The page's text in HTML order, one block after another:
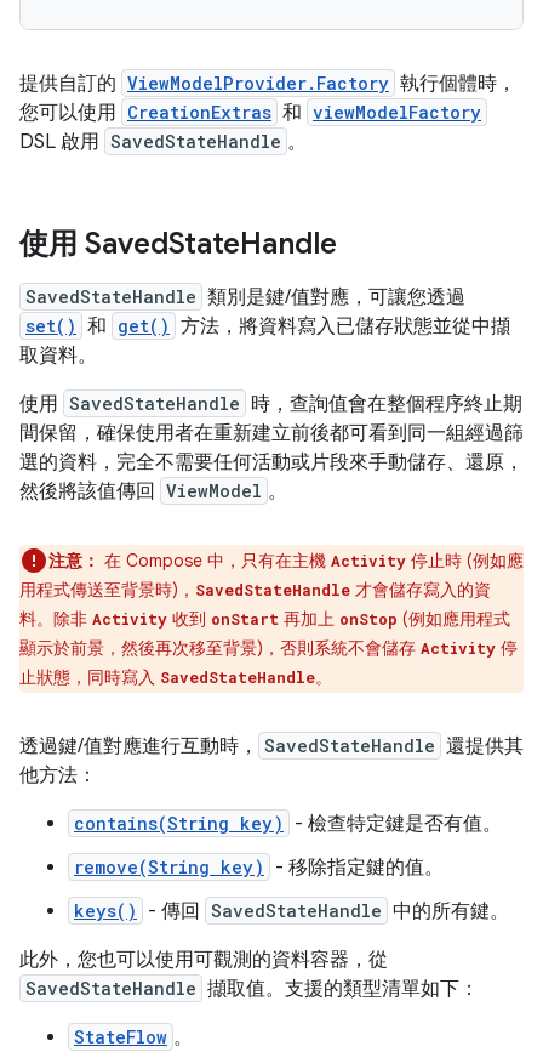
提供自訂的 ViewModelProvider.Factory 執行個體時，
您可以使用 CreationExtras 和 viewModelFactory
DSL 啟用 SavedStateHandle 。
使用 SavedStateHandle
SavedStateHandle 類別是鍵/值對應，可讓您透過
set() 和 get() 方法，將資料寫入已儲存狀態並從中擷
取資料。
使用 SavedStateHandle 時，查詢值會在整個程序終止期
間保留，確保使用者在重新建立前後都可看到同一組經過篩
選的資料，完全不需要任何活動或片段來手動儲存、還原，
然後將該值傳回
ViewModel 。
注意： 在 Compose 中，只有在主機 Activity 停止時 (例如應
用程式傳送至背景時)， SavedStateHandle 才會儲存寫入的資
料。除非 Activity 收到 onStart 再加上 onStop (例如應用程式
顯示於前景，然後再次移至背景)，否則系統不會儲存 Activity 停
止狀態，同時寫入 SavedStateHandle。
透過鍵/值對應進行互動時， SavedStateHandle 還提供其
他方法：
contains(String key) - 檢查特定鍵是否有值。
remove(String key) - 移除指定鍵的值。
keys() - 傳回 SavedStateHandle 中的所有鍵。
此外，您也可以使用可觀測的資料容器，從
SavedStateHandle 擷取值。支援的類型清單如下：
StateFlow 。